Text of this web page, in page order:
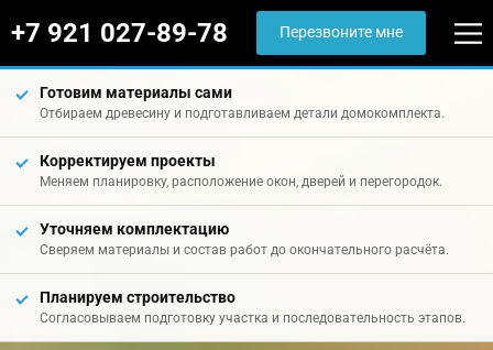
+7 921 027-89-78 Перезвоните мне
Готовим материалы сами
Отбираем древесину и подготавливаем детали домокомплекта.
Корректируем проекты
Меняем планировку, расположение окон, дверей и перегородок.
Уточняем комплектацию
Сверяем материалы и состав работ до окончательного расчёта.
Планируем строительство
Согласовываем подготовку участка и последовательность этапов.